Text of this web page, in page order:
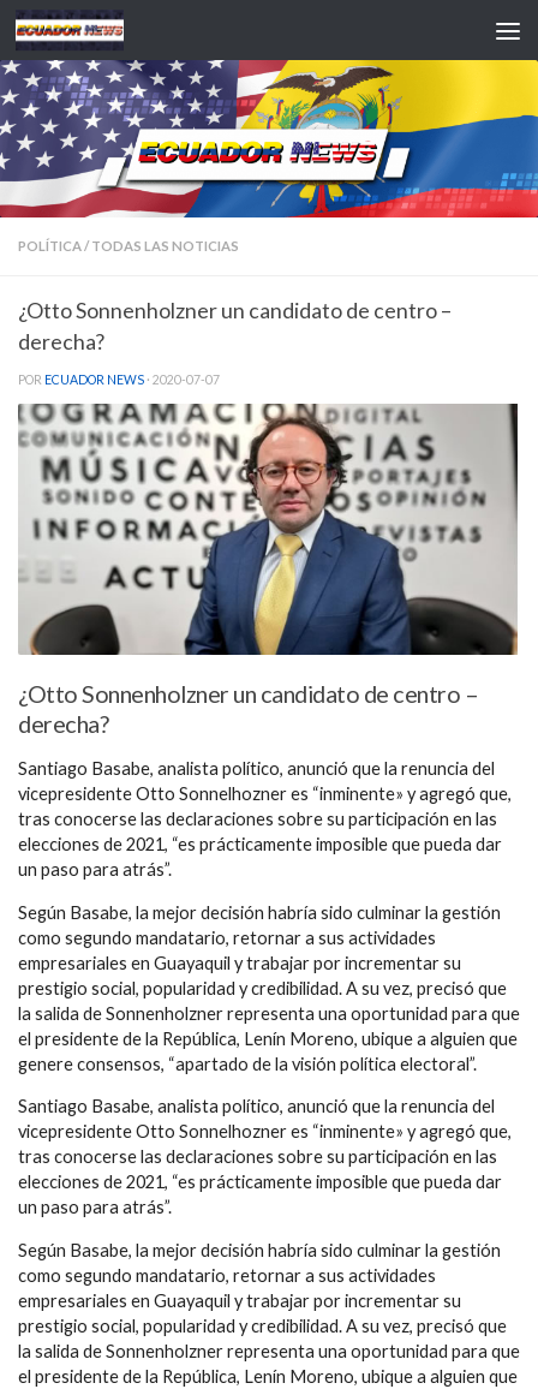
Saltar al contenido
POLÍTICA/ TODAS LAS NOTICIAS
¿Otto Sonnenholzner un candidato de centro –
derecha?
POR ECUADOR NEWS · 2020-07-07
¿Otto Sonnenholzner un candidato de centro –
derecha?
Santiago Basabe, analista político, anunció que la renuncia del
vicepresidente Otto Sonnelhozner es “inminente» y agregó que,
tras conocerse las declaraciones sobre su participación en las
elecciones de 2021, “es prácticamente imposible que pueda dar
un paso para atrás”.
Según Basabe, la mejor decisión habría sido culminar la gestión
como segundo mandatario, retornar a sus actividades
empresariales en Guayaquil y trabajar por incrementar su
prestigio social, popularidad y credibilidad. A su vez, precisó que
la salida de Sonnenholzner representa una oportunidad para que
el presidente de la República, Lenín Moreno, ubique a alguien que
genere consensos, “apartado de la visión política electoral”.
Santiago Basabe, analista político, anunció que la renuncia del
vicepresidente Otto Sonnelhozner es “inminente» y agregó que,
tras conocerse las declaraciones sobre su participación en las
elecciones de 2021, “es prácticamente imposible que pueda dar
un paso para atrás”.
Según Basabe, la mejor decisión habría sido culminar la gestión
como segundo mandatario, retornar a sus actividades
empresariales en Guayaquil y trabajar por incrementar su
prestigio social, popularidad y credibilidad. A su vez, precisó que
la salida de Sonnenholzner representa una oportunidad para que
el presidente de la República, Lenín Moreno, ubique a alguien que